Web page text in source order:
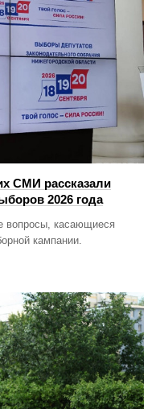
СМИ рассказали
2026 года
вопросы, касающиеся
кампании.